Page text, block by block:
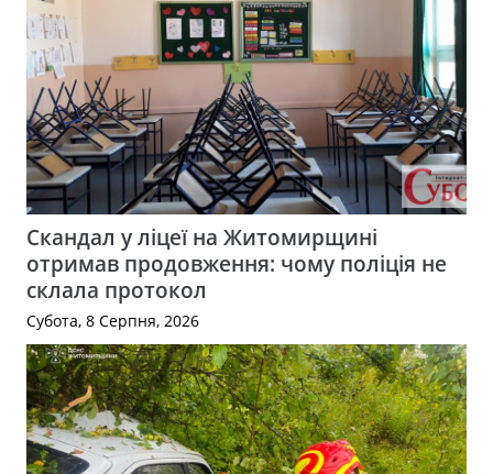
Скандал у ліцеї на Житомирщині
отримав продовження: чому поліція не
склала протокол
Субота, 8 Серпня, 2026